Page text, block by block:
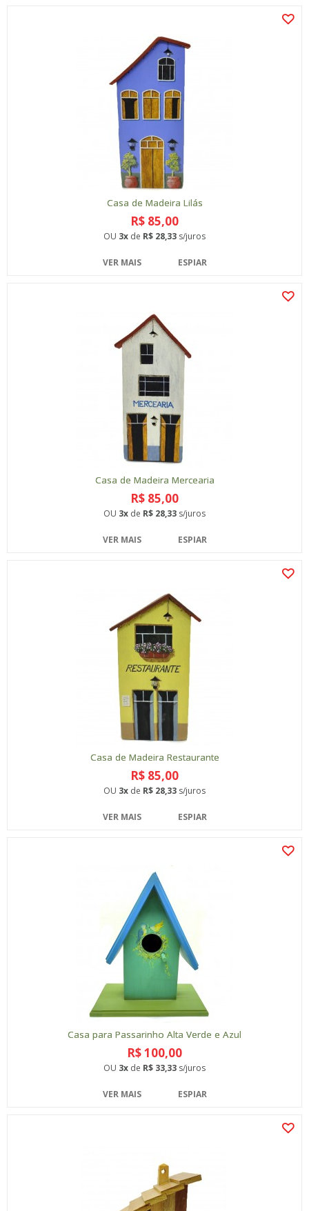
Casa de Madeira Lilás
R$ 85,00
OU 3x de R$ 28,33 s/juros
VER MAIS ESPIAR
Casa de Madeira Mercearia
R$ 85,00
OU 3x de R$ 28,33 s/juros
VER MAIS ESPIAR
Casa de Madeira Restaurante
R$ 85,00
OU 3x de R$ 28,33 s/juros
VER MAIS ESPIAR
Casa para Passarinho Alta Verde e Azul
R$ 100,00
OU 3x de R$ 33,33 s/juros
VER MAIS ESPIAR